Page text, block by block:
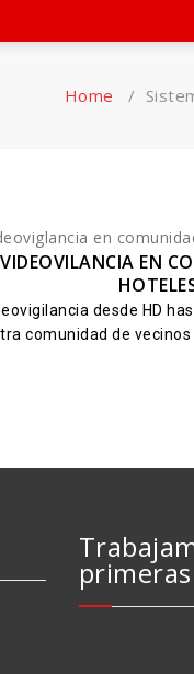
Home /
VIDEOVILANCIA EN
desde HD
comunidad de